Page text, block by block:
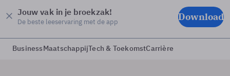
Jouw vak in je broekzak!
De beste leeservaring met de app Download
BusinessMaatschappijTech & ToekomstCarrière